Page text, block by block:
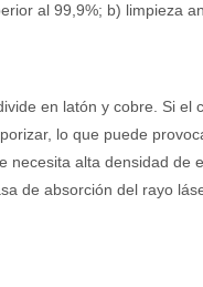
ofrece
al 99,9%; b) limpieza
en latón y cobre. Si el
lo que puede
alta densidad de
de absorción del rayo